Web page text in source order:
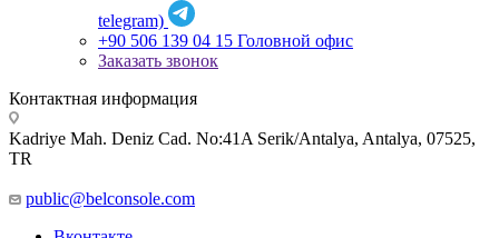
telegram)
+90 506 139 04 15 Головной офис
Заказать звонок
Контактная информация
Kadriye Mah. Deniz Cad. No:41A Serik/Antalya, Antalya, 07525,
TR
public@belconsole.com